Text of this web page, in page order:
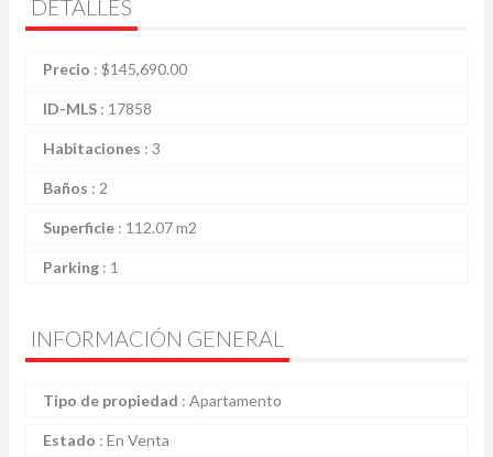
DETALLES
Precio : $145,690.00
ID-MLS : 17858
Habitaciones : 3
Baños : 2
Superficie : 112.07 m2
Parking : 1
INFORMACIÓN GENERAL
Tipo de propiedad : Apartamento
Estado : En Venta